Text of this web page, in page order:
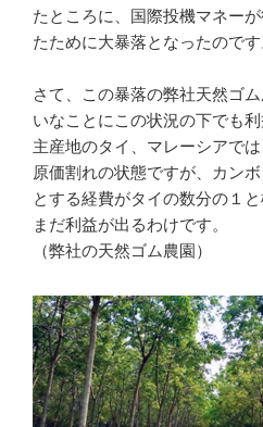
たところに、国際投機マネー
たために大暴落となったのです
さて、この暴落の弊社天然ゴ
いなことにこの状況の下でも利
主産地のタイ、マレーシアで
原価割れの状態ですが、カン
とする経費がタイの数分の１
まだ利益が出るわけです。
（弊社の天然ゴム農園）